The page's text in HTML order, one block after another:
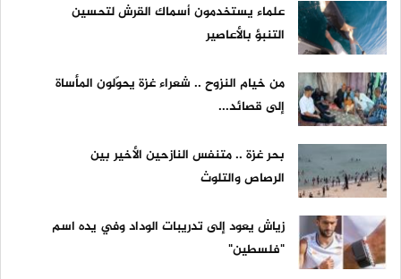
علماء يستخدمون أسماك القرش لتحسين
التنبؤ بالأعاصير
من خيام النزوح .. شعراء غزة يحوّلون المأساة
إلى قصائد...
بحر غزة .. متنفس النازحين الأخير بين
الرصاص والتلوث
زياش يعود إلى تدريبات الوداد وفي يده اسم
"فلسطين"